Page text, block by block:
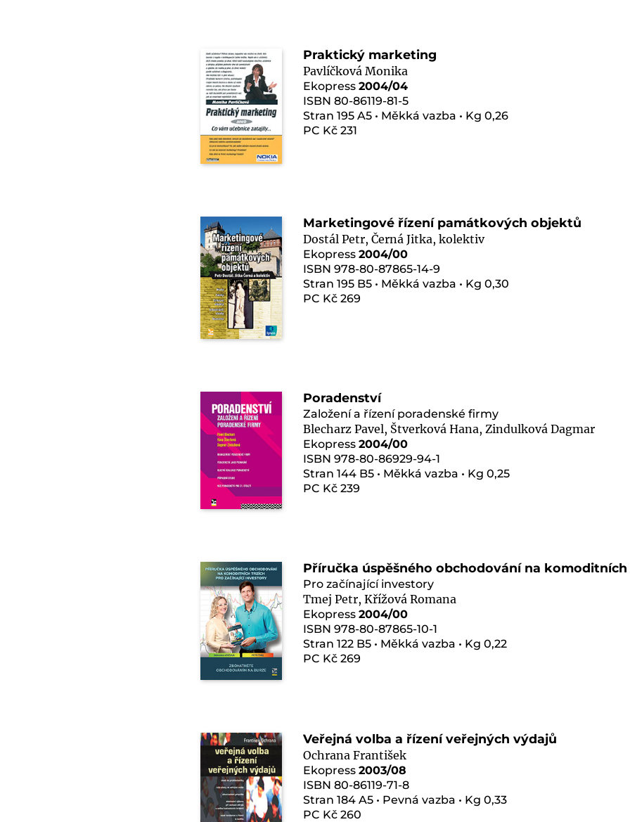
Praktický marketing
Pavlíčková Monika
Ekopress2004/04
ISBN 80-86119-81-5
Stran 195 A5 • Měkká vazba • Kg 0,26
PC Kč 231
Marketingové řízení památkových objektů
Dostál Petr, Černá Jitka, kolektiv
Ekopress2004/00
ISBN 978-80-87865-14-9
Stran 195 B5 • Měkká vazba • Kg 0,30
PC Kč 269
Poradenství
Založení a řízení poradenské firmy
Blecharz Pavel, Štverková Hana, Zindulková Dagmar
Ekopress2004/00
ISBN 978-80-86929-94-1
Stran 144 B5 • Měkká vazba • Kg 0,25
PC Kč 239
Příručka úspěšného obchodování na
Pro začínající investory
Tmej Petr, Křížová Romana
Ekopress2004/00
ISBN 978-80-87865-10-1
Stran 122 B5 • Měkká vazba • Kg 0,22
PC Kč 269
Veřejná volba a řízení veřejných výdajů
Ochrana František
Ekopress2003/08
ISBN 80-86119-71-8
Stran 184 A5 • Pevná vazba • Kg 0,33
PC Kč 260